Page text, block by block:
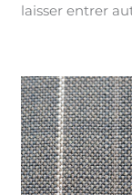
laisser entrer